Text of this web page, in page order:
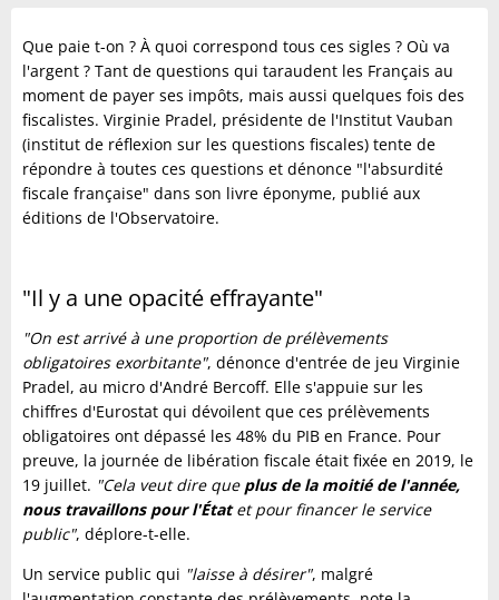
Que paie t-on ? À quoi correspond tous ces sigles ? Où va
l'argent ? Tant de questions qui taraudent les Français au
moment de payer ses impôts, mais aussi quelques fois des
fiscalistes. Virginie Pradel, présidente de l'Institut Vauban
(institut de réflexion sur les questions fiscales) tente de
répondre à toutes ces questions et dénonce "l'absurdité
fiscale française" dans son livre éponyme, publié aux
éditions de l'Observatoire.
"Il y a une opacité effrayante"
"On est arrivé à une proportion de prélèvements
obligatoires exorbitante", dénonce d'entrée de jeu Virginie
Pradel, au micro d'André Bercoff. Elle s'appuie sur les
chiffres d'Eurostat qui dévoilent que ces prélèvements
obligatoires ont dépassé les 48% du PIB en France. Pour
preuve, la journée de libération fiscale était fixée en 2019, le
19 juillet. "Cela veut dire que plus de la moitié de l'année,
nous travaillons pour l'Étatet pour financer le service
public", déplore-t-elle.
Un service public qui "laisse à désirer", malgré